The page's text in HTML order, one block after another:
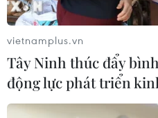
Nhanh chóng
án kết nối vùng, sân bay
06/08/2026 15:07
Sẽ thi công đồng loạt Dự
vietnamplus.vn
Tây Ninh thúc đẩy
động lực phát triển